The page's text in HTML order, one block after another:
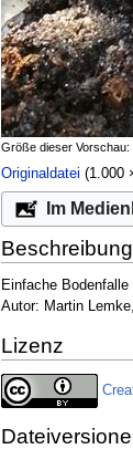
Größe dieser Vorschau:
Originaldatei (1.000
Im
Beschreibung
Einfache
Autor: Martin
Lizenz